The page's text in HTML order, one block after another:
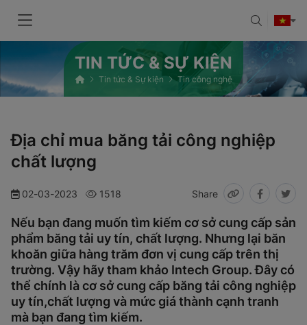
TIN TỨC & SỰ KIỆN
Tin tức & Sự kiện Tin công nghệ
Địa chỉ mua băng tải công nghiệp
chất lượng
02-03-2023 1518 Share
Nếu bạn đang muốn tìm kiếm cơ sở cung cấp sản
phẩm băng tải uy tín, chất lượng. Nhưng lại băn
khoăn giữa hàng trăm đơn vị cung cấp trên thị
trường. Vậy hãy tham khảo Intech Group. Đây có
thể chính là cơ sở cung cấp băng tải công nghiệp
uy tín,chất lượng và mức giá thành cạnh tranh
mà bạn đang tìm kiếm.